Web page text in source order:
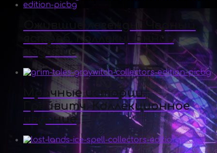
ястреб. Коллекционное
издание
Мрачные истории.
Грейвитч. Коллекционное
издание